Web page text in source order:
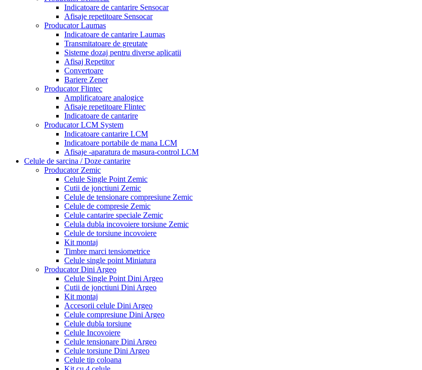
Indicatoare de cantarire Sensocar
Afisaje repetitoare Sensocar
Producator Laumas
Indicatoare de cantarire Laumas
Transmitatoare de greutate
Sisteme dozaj pentru diverse aplicatii
Afisaj Repetitor
Convertoare
Bariere Zener
Producator Flintec
Amplificatoare analogice
Afisaje repetitoare Flintec
Indicatoare de cantarire
Producator LCM System
Indicatoare cantarire LCM
Indicatoare portabile de mana LCM
Afisaje -aparatura de masura-control LCM
Celule de sarcina / Doze cantarire
Producator Zemic
Celule Single Point Zemic
Cutii de jonctiuni Zemic
Celule de tensionare compresiune Zemic
Celule de compresie Zemic
Celule cantarire speciale Zemic
Celula dubla incovoiere torsiune Zemic
Celule de torsiune incovoiere
Kit montaj
Timbre marci tensiometrice
Celule single point Miniatura
Producator Dini Argeo
Celule Single Point Dini Argeo
Cutii de jonctiuni Dini Argeo
Kit montaj
Accesorii celule Dini Argeo
Celule compresiune Dini Argeo
Celule dubla torsiune
Celule Incovoiere
Celule tensionare Dini Argeo
Celule torsiune Dini Argeo
Celule tip coloana